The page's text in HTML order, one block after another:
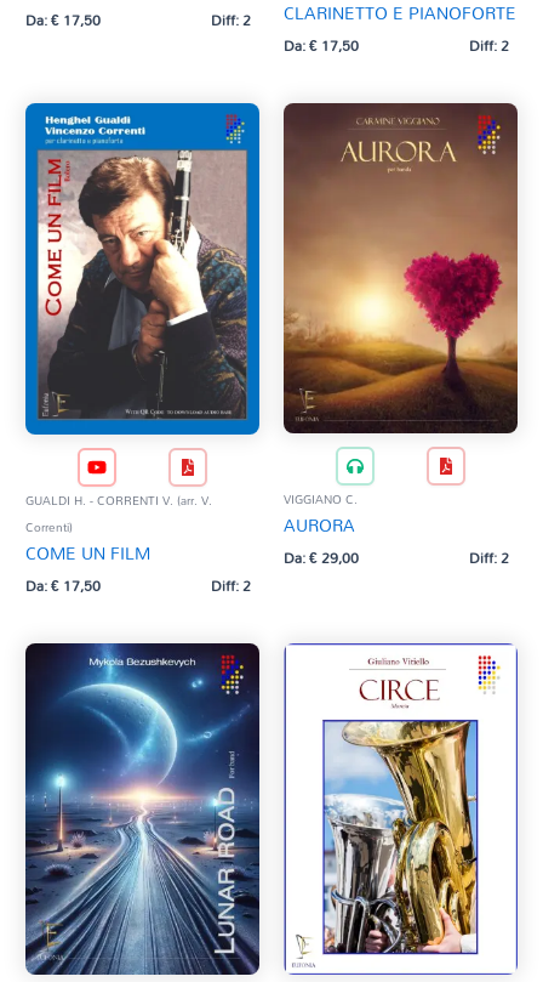
Da:€17,50 Diff: 2
CLARINETTO E PIANOFORTE
Da:€17,50 Diff: 2
GUALDI H. - CORRENTI V. (arr. V.
Correnti)
COME UN FILM
Da:€17,50 Diff: 2
VIGGIANO C.
AURORA
Da:€29,00 Diff: 2